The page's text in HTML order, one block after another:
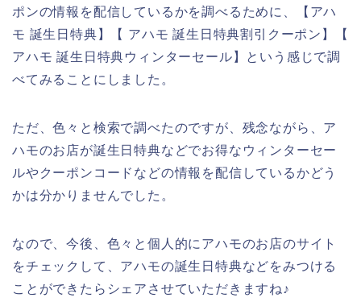
ポンの情報を配信しているかを調べるために、【アハ
モ 誕生日特典】【 アハモ 誕生日特典割引クーポン】【
アハモ 誕生日特典ウィンターセール】という感じで調
べてみることにしました。
ただ、色々と検索で調べたのですが、残念ながら、ア
ハモのお店が誕生日特典などでお得なウィンターセー
ルやクーポンコードなどの情報を配信しているかどう
かは分かりませんでした。
なので、今後、色々と個人的にアハモのお店のサイト
をチェックして、アハモの誕生日特典などをみつける
ことができたらシェアさせていただきますね♪